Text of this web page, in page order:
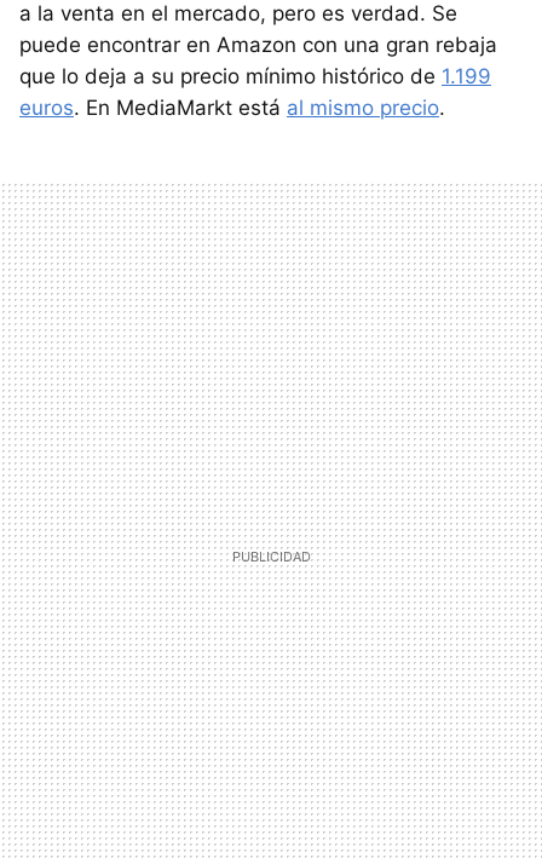
a la venta en el mercado, pero es verdad. Se
puede encontrar en Amazon con una gran rebaja
que lo deja a su precio mínimo histórico de 1.199
euros. En MediaMarkt está al mismo precio.